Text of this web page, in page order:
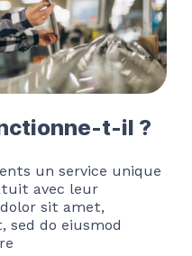
t-il ?
un service unique
avec leur
sit amet,
sed do eiusmod